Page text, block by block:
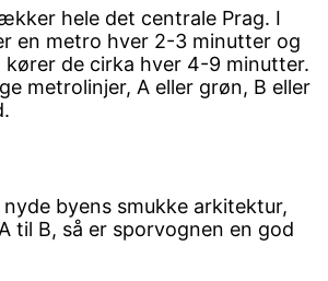
hele det centrale Prag. I
en metro hver 2-3 minutter og
kører de cirka hver 4-9 minutter.
metrolinjer, A eller grøn, B eller
byens smukke arkitektur,
til B, så er sporvognen en god